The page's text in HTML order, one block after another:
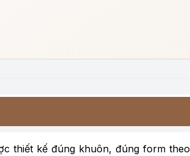
thiết kế đúng khuôn, đúng form